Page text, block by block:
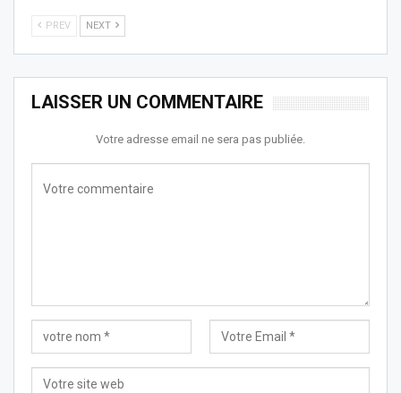
PREV NEXT
LAISSER UN COMMENTAIRE
Votre adresse email ne sera pas publiée.